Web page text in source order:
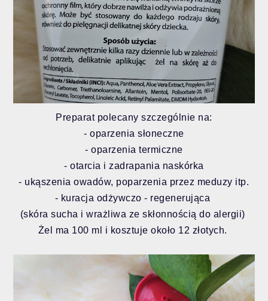
Preparat polecany szczególnie na:
- oparzenia słoneczne
- oparzenia termiczne
- otarcia i zadrapania naskórka
- ukąszenia owadów, poparzenia przez meduzy itp.
- kuracja odżywczo - regenerująca
(skóra sucha i wrażliwa ze skłonnością do alergii)
Żel ma 100 ml i kosztuje około 12 złotych.